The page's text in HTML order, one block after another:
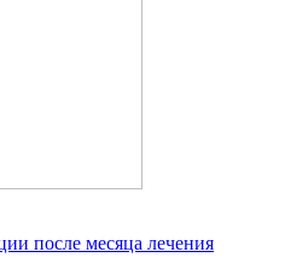
после месяца лечения